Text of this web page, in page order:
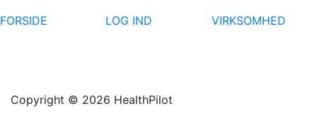
FORSIDE
LOG IND VIRKSOMHED
Copyright © 2026 HealthPilot